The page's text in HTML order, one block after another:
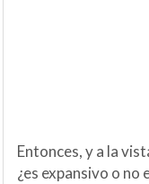
Entonces, y a la
¿es expansivo o